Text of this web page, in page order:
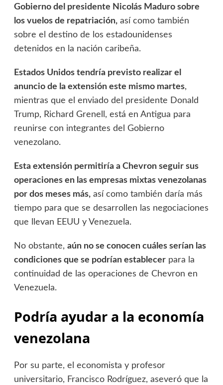
Gobierno del presidente Nicolás Maduro sobre
los vuelos de repatriación,así como también
sobre el destino de los estadounidenses
detenidos en la nación caribeña.
Estados Unidos tendría previsto realizar el
anuncio de la extensión este mismo martes,
mientras que el enviado del presidente Donald
Trump, Richard Grenell, está en Antigua para
reunirse con integrantes del Gobierno
venezolano.
Esta extensión permitiría a Chevron seguir sus
operaciones en las empresas mixtas venezolanas
por dos meses más,así como también daría más
tiempo para que se desarrollen las negociaciones
que llevan EEUU y Venezuela.
No obstante, aún no se conocen cuáles serían las
condiciones que se podrían establecerpara la
continuidad de las operaciones de Chevron en
Venezuela.
Podría ayudar a la economía
venezolana
Por su parte, el economista y profesor
universitario, Francisco Rodríguez, aseveró que la